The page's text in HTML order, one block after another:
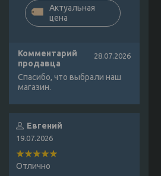
Актуальная
цена
Комментарий
продавца
28.07.2026
Спасибо, что выбрали наш
магазин.
Евгений
19.07.2026
Отлично